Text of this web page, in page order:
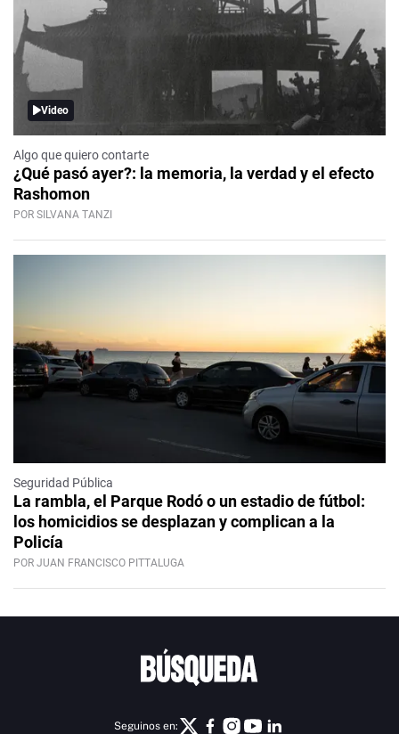
Video
Algo que quiero contarte
¿Qué pasó ayer?: la memoria, la verdad y el efecto
Rashomon
POR SILVANA TANZI
Seguridad Pública
La rambla, el Parque Rodó o un estadio de fútbol:
los homicidios se desplazan y complican a la
Policía
POR JUAN FRANCISCO PITTALUGA
Seguinos en: